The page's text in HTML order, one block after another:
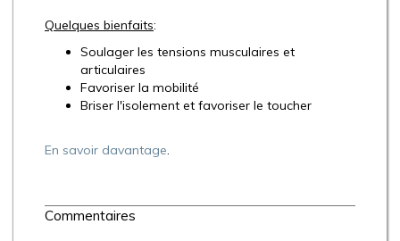
Quelques bienfaits:
Soulager les tensions musculaires et
articulaires
Favoriser la mobilité
Briser l'isolement et favoriser le toucher
En savoir davantage.
Commentaires